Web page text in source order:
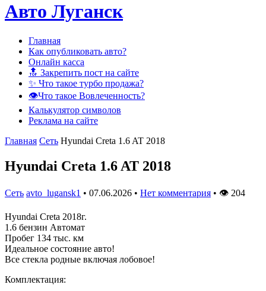
Авто Луганск
Главная
Как опубликовать авто?
Онлайн касса
🔝 Закрепить пост на сайте
✨ Что такое турбо продажа?
👁️Что такое Вовлеченность?
Калькулятор символов
Реклама на сайте
Главная Сеть Hyundai Creta 1.6 AT 2018
Hyundai Creta 1.6 AT 2018
Сеть avto_lugansk1 • 07.06.2026 • Нет комментария • 👁 204
Hyundai Creta 2018г.
1.6 бензин Автомат
Пробег 134 тыс. км
Идеальное состояние авто!
Все стекла родные включая лобовое!
Комплектация: